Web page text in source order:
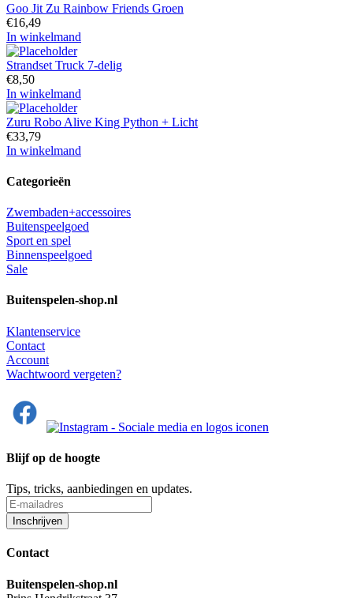
Goo Jit Zu Rainbow Friends Groen
€16,49
In winkelmand
Strandset Truck 7-delig
€8,50
In winkelmand
Zuru Robo Alive King Python + Licht
€33,79
In winkelmand
Categorieën
Zwembaden+accessoires
Buitenspeelgoed
Sport en spel
Binnenspeelgoed
Sale
Buitenspelen-shop.nl
Klantenservice
Contact
Account
Wachtwoord vergeten?
Blijf op de hoogte
Tips, tricks, aanbiedingen en updates.
Contact
Buitenspelen-shop.nl